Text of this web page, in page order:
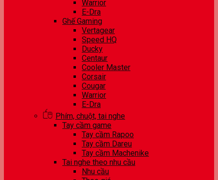
Warrior
E-Dra
Ghế Gaming
Vertagear
Speed HQ
Ducky
Centaur
Cooler Master
Corsair
Cougar
Warrior
E-Dra
Phím, chuột, tai nghe
Tay cầm game
Tay cầm Rapoo
Tay cầm Dareu
Tay cầm Machenike
Tai nghe theo nhu cầu
Nhu cầu